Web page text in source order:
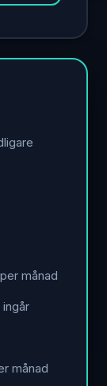
månad
månad